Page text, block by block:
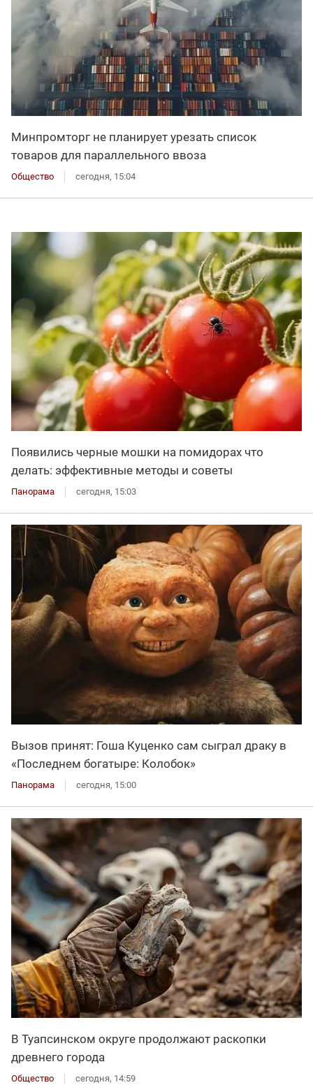
Минпромторг не планирует урезать список
товаров для параллельного ввоза
Общество сегодня, 15:04
Появились черные мошки на помидорах что
делать: эффективные методы и советы
Панорама сегодня, 15:03
Вызов принят: Гоша Куценко сам сыграл драку в
«Последнем богатыре: Колобок»
Панорама сегодня, 15:00
В Туапсинском округе продолжают раскопки
древнего города
Общество сегодня, 14:59